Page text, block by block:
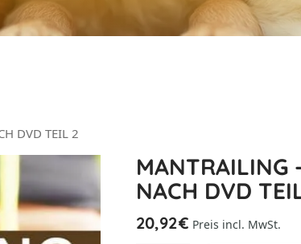
DVD TEIL 2
MANTRAILING
NACH DVD
20,92€ Preis incl. MwSt.